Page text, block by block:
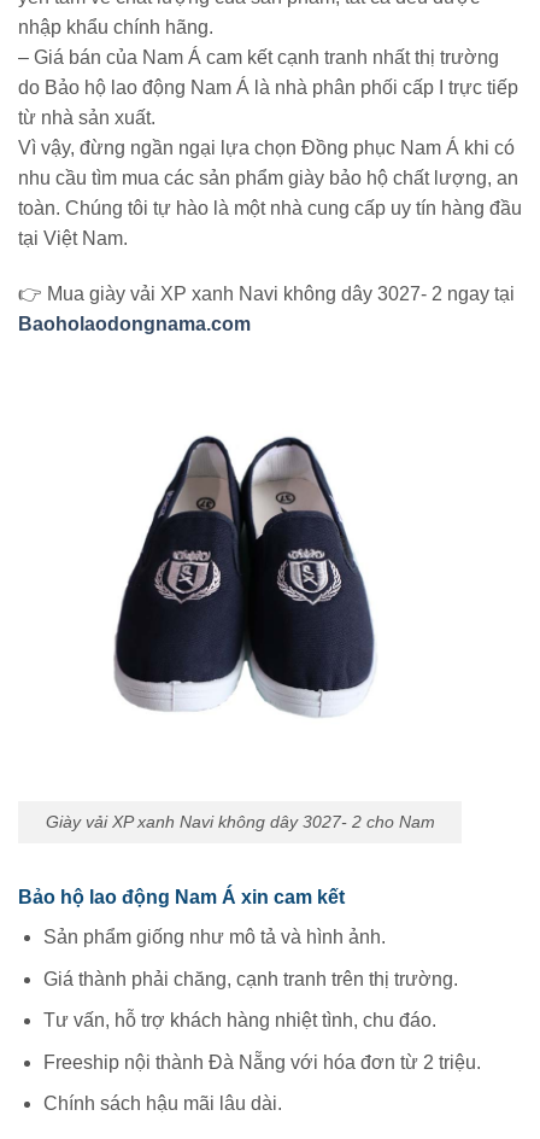
nhập khẩu chính hãng.
– Giá bán của Nam Á cam kết cạnh tranh nhất thị trường
do Bảo hộ lao động Nam Á là nhà phân phối cấp I trực tiếp
từ nhà sản xuất.
Vì vậy, đừng ngần ngại lựa chọn Đồng phục Nam Á khi có
nhu cầu tìm mua các sản phẩm giày bảo hộ chất lượng, an
toàn. Chúng tôi tự hào là một nhà cung cấp uy tín hàng đầu
tại Việt Nam.
👉 Mua giày vải XP xanh Navi không dây 3027- 2 ngay tại
Baoholaodongnama.com
Giày vải XP xanh Navi không dây 3027- 2 cho Nam
Bảo hộ lao động Nam Á xin cam kết
Sản phẩm giống như mô tả và hình ảnh.
Giá thành phải chăng, cạnh tranh trên thị trường.
Tư vấn, hỗ trợ khách hàng nhiệt tình, chu đáo.
Freeship nội thành Đà Nẵng với hóa đơn từ 2 triệu.
Chính sách hậu mãi lâu dài.